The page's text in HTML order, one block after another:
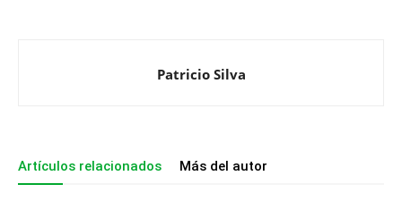
Patricio Silva
Artículos relacionados Más del autor